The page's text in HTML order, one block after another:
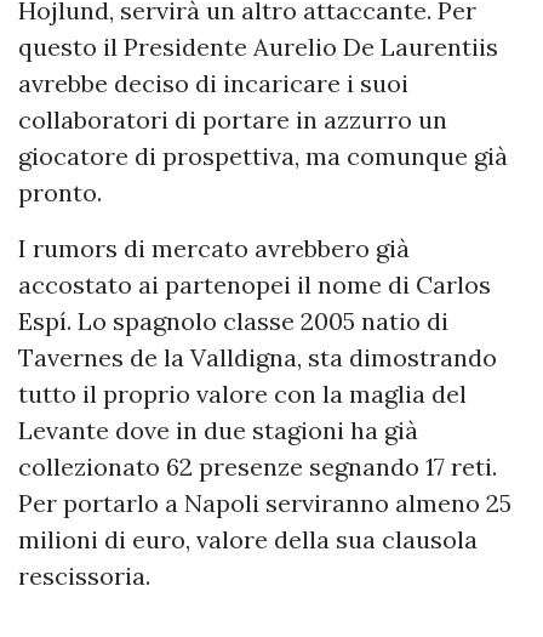
Hojlund, servirà un altro attaccante. Per
questo il Presidente Aurelio De Laurentiis
avrebbe deciso di incaricare i suoi
collaboratori di portare in azzurro un
giocatore di prospettiva, ma comunque già
pronto.
I rumors di mercato avrebbero già
accostato ai partenopei il nome di Carlos
Espí. Lo spagnolo classe 2005 natio di
Tavernes de la Valldigna, sta dimostrando
tutto il proprio valore con la maglia del
Levante dove in due stagioni ha già
collezionato 62 presenze segnando 17 reti.
Per portarlo a Napoli serviranno almeno 25
milioni di euro, valore della sua clausola
rescissoria.